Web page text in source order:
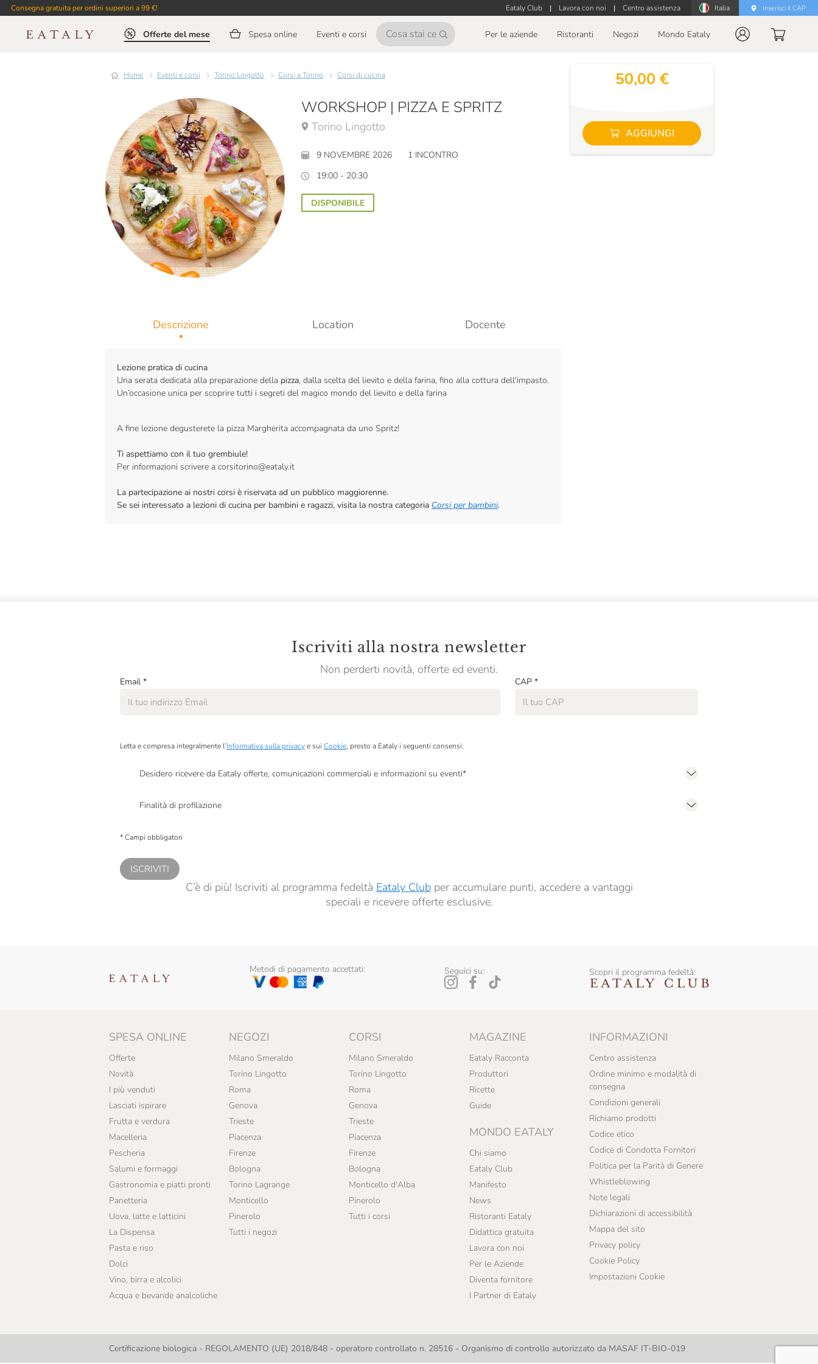
Consegna gratuita per ordini superiori a 99 €! Eataly Club | Lavora con noi | Centro assistenza Italia Inserisci il CAP
Offerte del mese Spesa online Eventi e corsi Per le aziende Ristoranti Negozi Mondo Eataly
Home Eventi e corsi Torino Lingotto Corsi a Torino Corsi di cucina
WORKSHOP | PIZZA E SPRITZ
Torino Lingotto
9 NOVEMBRE 2026
1 INCONTRO
19:00 - 20:30
DISPONIBILE
Descrizione Location Docente
Lezione pratica di cucina
Una serata dedicata alla preparazione della pizza, dalla scelta del lievito e della farina, fino alla cottura dell'impasto.
Un’occasione unica per scoprire tutti i segreti del magico mondo del lievito e della farina
A fine lezione degusterete la pizza Margherita accompagnata da uno Spritz!
Ti aspettiamo con il tuo grembiule!
Per informazioni scrivere a corsitorino@eataly.it
La partecipazione ai nostri corsi è riservata ad un pubblico maggiorenne.
Se sei interessato a lezioni di cucina per bambini e ragazzi, visita la nostra categoria Corsi per bambini.
50,00 €
AGGIUNGI
Iscriviti alla nostra newsletter
Non perderti novità, offerte ed eventi.
Email * CAP *
Letta e compresa integralmente l’Informativa sulla privacye sui Cookie, presto a Eataly i seguenti consensi:
Desidero ricevere da Eataly offerte, comunicazioni commerciali e informazioni su eventi*
Finalità di profilazione
* Campi obbligatori
ISCRIVITI
C’è di più! Iscriviti al programma fedeltà Eataly Clubper accumulare punti, accedere a vantaggi
speciali e ricevere offerte esclusive.
Metodi di pagamento accettati: Seguici su: Scopri il programma fedeltà:
SPESA ONLINE
Offerte
Novità
I più venduti
Lasciati ispirare
Frutta e verdura
Macelleria
Pescheria
Salumi e formaggi
Gastronomia e piatti pronti
Panetteria
Uova, latte e latticini
La Dispensa
Pasta e riso
Dolci
Vino, birra e alcolici
Acqua e bevande analcoliche
NEGOZI
Milano Smeraldo
Torino Lingotto
Roma
Genova
Trieste
Piacenza
Firenze
Bologna
Torino Lagrange
Monticello
Pinerolo
Tutti i negozi
CORSI
Milano Smeraldo
Torino Lingotto
Roma
Genova
Trieste
Piacenza
Firenze
Bologna
Monticello d'Alba
Pinerolo
Tutti i corsi
MAGAZINE
Eataly Racconta
Produttori
Ricette
Guide
MONDO EATALY
Chi siamo
Eataly Club
Manifesto
News
Ristoranti Eataly
Didattica gratuita
Lavora con noi
Per le Aziende
Diventa fornitore
I Partner di Eataly
INFORMAZIONI
Centro assistenza
Ordine minimo e modalità di
consegna
Condizioni generali
Richiamo prodotti
Codice etico
Codice di Condotta Fornitori
Politica per la Parità di Genere
Whistleblowing
Note legali
Dichiarazioni di accessibilità
Mappa del sito
Privacy policy
Cookie Policy
Impostazioni Cookie
Certificazione biologica - REGOLAMENTO (UE) 2018/848 - operatore controllato n. 28516 - Organismo di controllo autorizzato da MASAF IT-BIO-019